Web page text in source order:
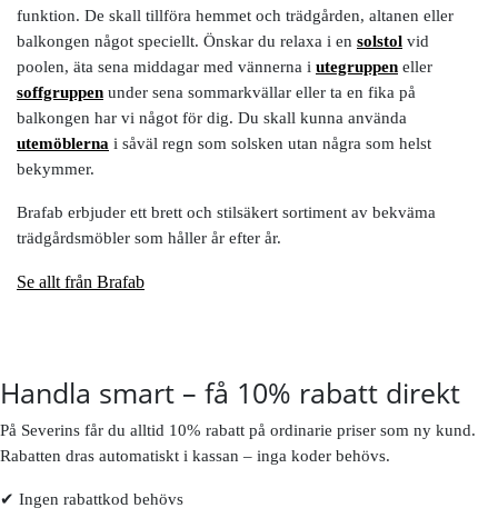
funktion. De skall tillföra hemmet och trädgården, altanen eller
balkongen något speciellt. Önskar du relaxa i en solstol vid
poolen, äta sena middagar med vännerna i utegruppen eller
soffgruppen under sena sommarkvällar eller ta en fika på
balkongen har vi något för dig. Du skall kunna använda
utemöblerna i såväl regn som solsken utan några som helst
bekymmer.
Brafab erbjuder ett brett och stilsäkert sortiment av bekväma
trädgårdsmöbler som håller år efter år.
Se allt från Brafab
Handla smart – få 10% rabatt direkt
På Severins får du alltid 10% rabatt på ordinarie priser som ny kund.
Rabatten dras automatiskt i kassan – inga koder behövs.
✔ Ingen rabattkod behövs